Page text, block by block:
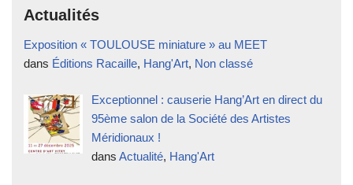
Actualités
Exposition « TOULOUSE miniature » au MEET
dans Éditions Racaille, Hang'Art, Non classé
Exceptionnel : causerie Hang’Art en direct du
95ème salon de la Société des Artistes
Méridionaux !
dansActualité, Hang'Art